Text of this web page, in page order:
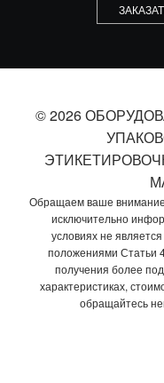
© 2026
Обращаем ваше внимание
исключительно
условиях не
положениями Статьи
получения более
характеристиках,
обращайтесь